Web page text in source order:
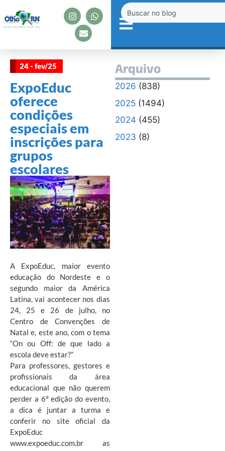
24 - fev/25
ExpoEduc
oferece
condições
especiais em
inscrições para
grupos
escolares
A ExpoEduc, maior evento
educação do Nordeste e o
segundo maior da América
Latina, vai acontecer nos dias
24, 25 e 26 de julho, no
Centro de Convenções de
Natal e, este ano, com o tema
“On ou Off: de que lado a
escola deve estar?”
Para professores, gestores e
profissionais da área
educacional que não querem
perder a 6° edição do evento,
a dica é juntar a turma e
conferir no site oficial da
ExpoEduc
www.expoeduc.com.br as
Arquivo
2026 (838)
2025(1494)
2024 (455)
2023 (8)